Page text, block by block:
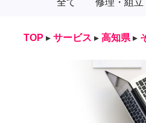
TOP ▸ サービス ▸ 高知県 ▸